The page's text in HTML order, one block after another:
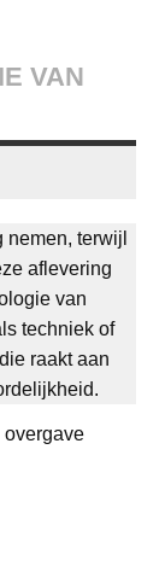
veiligheid en
VAN
terwijl
aflevering
van
techniek of
raakt aan